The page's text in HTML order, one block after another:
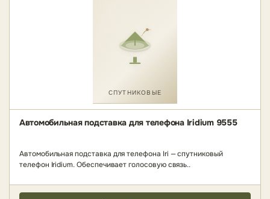
СПУТНИКОВЫЕ
Автомобильная подставка для телефона Iridium 9555
Автомобильная подставка для телефона Iri — спутниковый
телефон Iridium. Обеспечивает голосовую связь..